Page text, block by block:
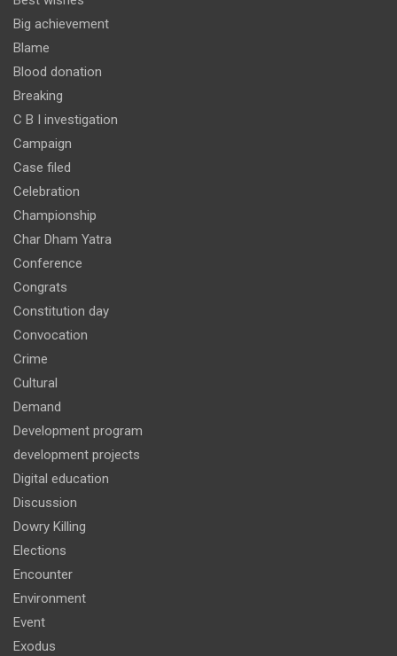
Big achievement
Blame
Blood donation
Breaking
C B I investigation
Campaign
Case filed
Celebration
Championship
Char Dham Yatra
Conference
Congrats
Constitution day
Convocation
Crime
Cultural
Demand
Development program
development projects
Digital education
Discussion
Dowry Killing
Elections
Encounter
Environment
Event
Exodus